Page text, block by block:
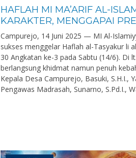
HAFLAH MI MA’ARIF AL-
KARAKTER, MENGGAPAI
Campurejo, 14 Juni 2025 — MI Al-
sukses menggelar Haflah al-Tasyakur li
30 Angkatan ke-3 pada Sabtu (14/6). Di
berlangsung khidmat namun penuh
Kepala Desa Campurejo, Basuki, S.H.I.,
Pengawas Madrasah, Sunarno, S.Pd.I.,